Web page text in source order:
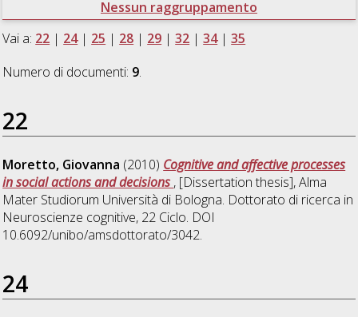
Nessun raggruppamento
Vai a: 22 | 24| 25 | 28 | 29 |32 |34|35
Numero di documenti: 9.
22
Moretto, Giovanna (2010) Cognitive and affective processes
in social actions and decisions , [Dissertation thesis], Alma
Mater Studiorum Università di Bologna. Dottorato di ricerca in
Neuroscienze cognitive, 22 Ciclo. DOI
10.6092/unibo/amsdottorato/3042.
24